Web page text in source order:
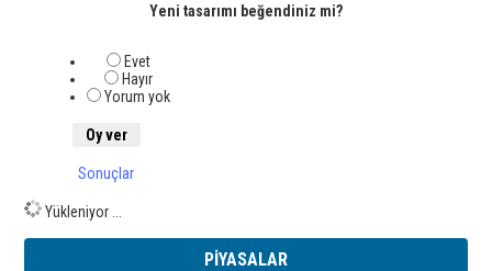
Yeni tasarımı beğendiniz mi?
Evet
Hayır
Yorum yok
Sonuçlar
Yükleniyor ...
PİYASALAR